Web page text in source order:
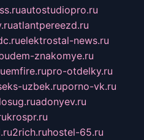
autostudiopro.ru
atlantpereezd.ru
elektrostal-news.ru
znakomye.ru
emfire.rupro-otdelky.ru
uzbek.ruporno-vk.ru
adonyev.ru
krospr.ru
2rich.ruhostel-65.ru